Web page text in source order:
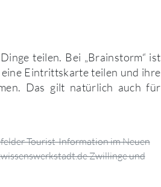
teilen. Bei „Brainstorm“ ist
Eintrittskarte teilen und ihre
Das gilt natürlich auch für
Tourist-Information im Neuen
Zwillinge und